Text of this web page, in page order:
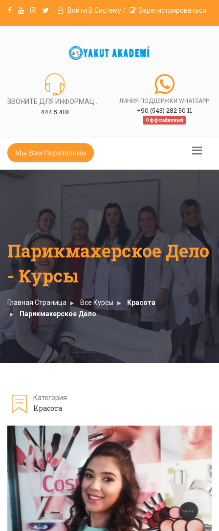
Войти В Систему / Зарегистрироваться
444 5 418
ЛИНИЯ ПОДДЕРЖКИ WHATSAPP
+90 (543) 282 50 11
Оффлайновый
Мы Вам Перезвоним
Парикмахерское Дело
- Курсы
Главная Страница Все Курсы
Красота
Парикмахерское Дело
Категория
Красота